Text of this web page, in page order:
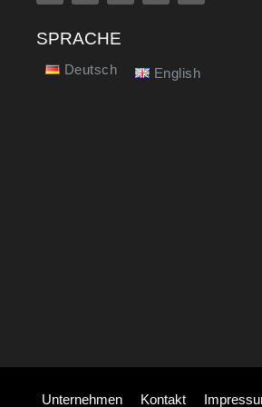
SPRACHE
Deutsch English
Unternehmen Kontakt